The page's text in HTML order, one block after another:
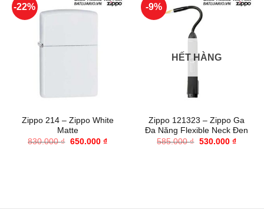
-22%
Zippo 214 – Zippo White
Matte
830.000₫ Giá
650.000 ₫Giá
-9%
HẾT HÀNG
Zippo 121323 – Zippo Ga
Đa Năng Flexible Neck Đen
585.000₫ Giá
530.000 ₫Giá